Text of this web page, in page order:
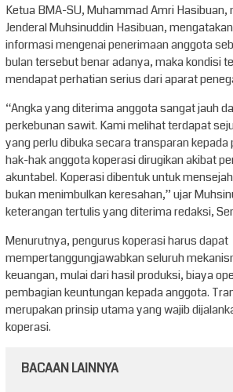
Ketua BMA-SU, Muhammad Amri Hasibuan,
Jenderal Muhsinuddin Hasibuan,
informasi mengenai penerimaan anggota
bulan tersebut benar adanya, maka kondisi
mendapat perhatian serius dari aparat
“Angka yang diterima anggota sangat jauh
perkebunan sawit. Kami melihat terdapat
yang perlu dibuka secara transparan kepada
hak-hak anggota koperasi dirugikan akibat
akuntabel. Koperasi dibentuk untuk
bukan menimbulkan keresahan,” ujar
keterangan tertulis yang diterima redaksi,
Menurutnya, pengurus koperasi harus dapat
mempertanggungjawabkan seluruh
keuangan, mulai dari hasil produksi, biaya
pembagian keuntungan kepada anggota.
merupakan prinsip utama yang wajib
koperasi.
BACAAN LAINNYA